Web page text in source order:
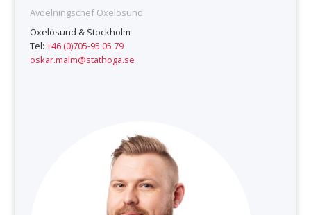
Avdelningschef Oxelösund
Oxelösund & Stockholm
Tel: +46 (0)705-95 05 79
oskar.malm@stathoga.se